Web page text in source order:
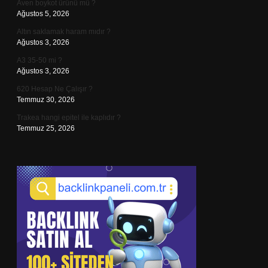
Aven boykot ürünü mü ?
Ağustos 5, 2026
Altın saklamak haram mıdır ?
Ağustos 3, 2026
A3 35-50 mi ?
Ağustos 3, 2026
620 Hesap Ne Çalışır ?
Temmuz 30, 2026
Trakea hangi epitel ile kaplıdır ?
Temmuz 25, 2026